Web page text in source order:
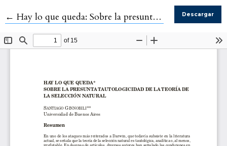
← Volver a los detalles del artículo
Hay lo que queda: Sobre la presunta tautologicidad de la teoría de la selección natural Descargar